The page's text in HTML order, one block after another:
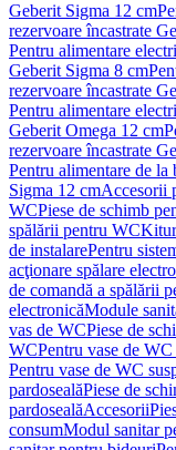
Geberit Sigma 12 cm
rezervoare încastrate
Pentru alimentare
Geberit Sigma 8 cm
rezervoare încastrate
Pentru alimentare
Geberit Omega 12 cm
rezervoare încastrate
Pentru alimentare de la
Sigma 12 cmAccesorii
WCPiese de schimb
spălării pentru WC
de instalarePentru
acţionare spălare
de comandă a spălării
electronicăModule
vas de WCPiese de
WCPentru vase de WC
Pentru vase de WC
pardosealăPiese de
pardosealăAccesorii
consumModul sanitar